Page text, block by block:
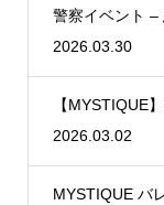
警察イベント –
2026.03.30
【MYSTIQUE
2026.03.02
MYSTIQUE バ